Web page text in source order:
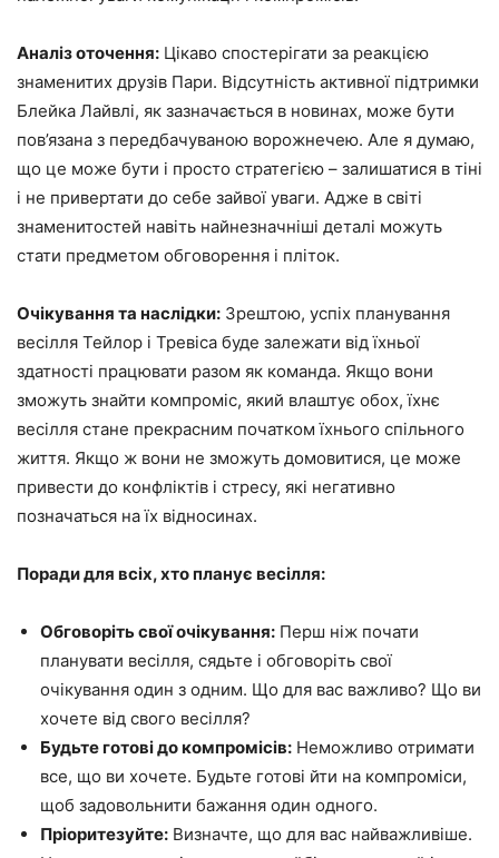
Аналіз оточення: Цікаво спостерігати за реакцією
знаменитих друзів Пари. Відсутність активної підтримки
Блейка Лайвлі, як зазначається в новинах, може бути
пов’язана з передбачуваною ворожнечею. Але я думаю,
що це може бути і просто стратегією – залишатися в тіні
і не привертати до себе зайвої уваги. Адже в світі
знаменитостей навіть найнезначніші деталі можуть
стати предметом обговорення і пліток.
Очікування та наслідки: Зрештою, успіх планування
весілля Тейлор і Тревіса буде залежати від їхньої
здатності працювати разом як команда. Якщо вони
зможуть знайти компроміс, який влаштує обох, їхнє
весілля стане прекрасним початком їхнього спільного
життя. Якщо ж вони не зможуть домовитися, це може
привести до конфліктів і стресу, які негативно
позначаться на їх відносинах.
Поради для всіх, хто планує весілля:
Обговоріть свої очікування: Перш ніж почати
планувати весілля, сядьте і обговоріть свої
очікування один з одним. Що для вас важливо? Що ви
хочете від свого весілля?
Будьте готові до компромісів: Неможливо отримати
все, що ви хочете. Будьте готові йти на компроміси,
щоб задовольнити бажання один одного.
Пріоритезуйте: Визначте, що для вас найважливіше.